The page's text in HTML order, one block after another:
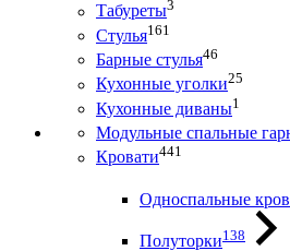
Табуреты3
Стулья161
Барные стулья46
Кухонные уголки25
Кухонные диваны1
Модульные спальные
Кровати441
Односпальные
Полуторки138